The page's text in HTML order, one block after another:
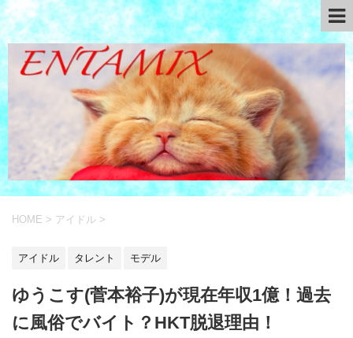
HOME > アイドル >
アイドル タレント モデル
ゆうこす(菅本裕子)が現在年収1億！過去
に風俗でバイト？HKT脱退理由！